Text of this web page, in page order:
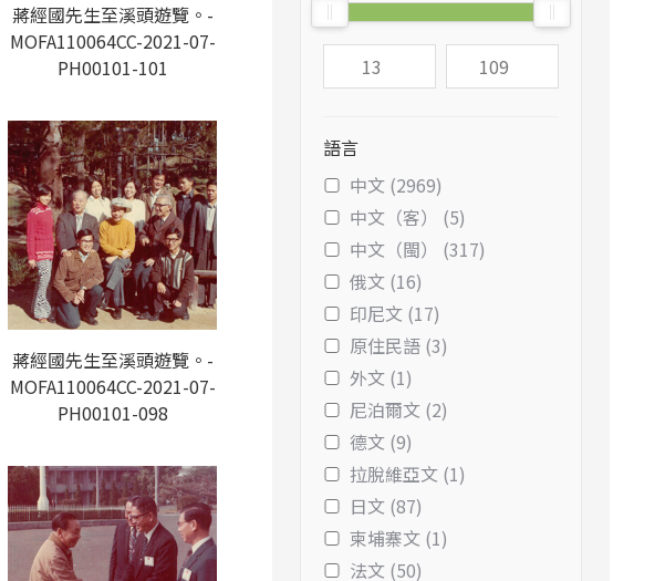
蔣經國先生至溪頭遊覽。-
MOFA110064CC-2021-07-
PH00101-101
蔣經國先生至溪頭遊覽。-
MOFA110064CC-2021-07-
PH00101-098
語言
中文 (2969)
中文（客） (5)
中文（閩） (317)
俄文 (16)
印尼文 (17)
原住民語 (3)
外文 (1)
尼泊爾文 (2)
德文 (9)
拉脫維亞文 (1)
日文 (87)
柬埔寨文 (1)
法文 (50)